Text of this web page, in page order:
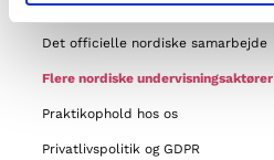
Støttemuligheder
Det officielle nordiske samarbejde
Flere nordiske undervisningsaktører
Praktikophold hos os
Privatlivspolitik og GDPR